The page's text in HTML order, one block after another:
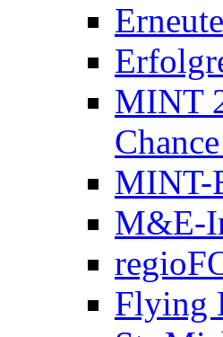
MINT
MINT-
M&E-
Flying